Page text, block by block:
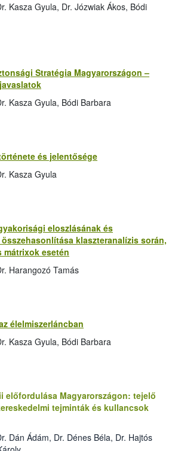
Kasza Gyula, Dr. Józwiak Ákos, Bódi
Stratégia Magyarországon –
Kasza Gyula, Bódi Barbara
és jelentősége
Kasza Gyula
eloszlásának és
klaszteranalízis során,
esetén
Harangozó Tamás
élelmiszerláncban
Kasza Gyula, Bódi Barbara
előfordulása Magyarországon: tejelő
tejminták és kullancsok
Dán Ádám, Dr. Dénes Béla, Dr. Hajtós